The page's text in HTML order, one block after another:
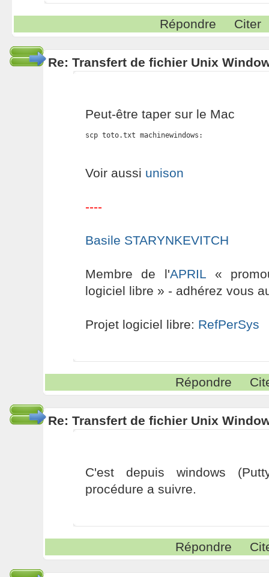
Répondre Citer
Re: Transfert de fichier Unix
Peut-être taper sur le Mac
scp toto.txt machinewindows:
Voir aussi unison
----
Basile STARYNKEVITCH
Membre de l'APRIL «
logiciel libre » - adhérez vous
Projet logiciel libre: RefPerSys
Répondre
Re: Transfert de fichier Unix
C'est depuis windows
procédure a suivre.
Répondre